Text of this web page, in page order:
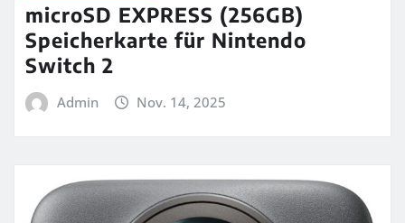
microSD EXPRESS (256GB)
Speicherkarte für Nintendo
Switch 2
Admin Nov. 14, 2025